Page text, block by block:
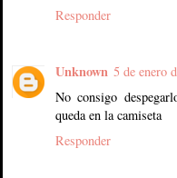
Responder
Unknown 5 de enero
No consigo
queda en la camiseta
Responder